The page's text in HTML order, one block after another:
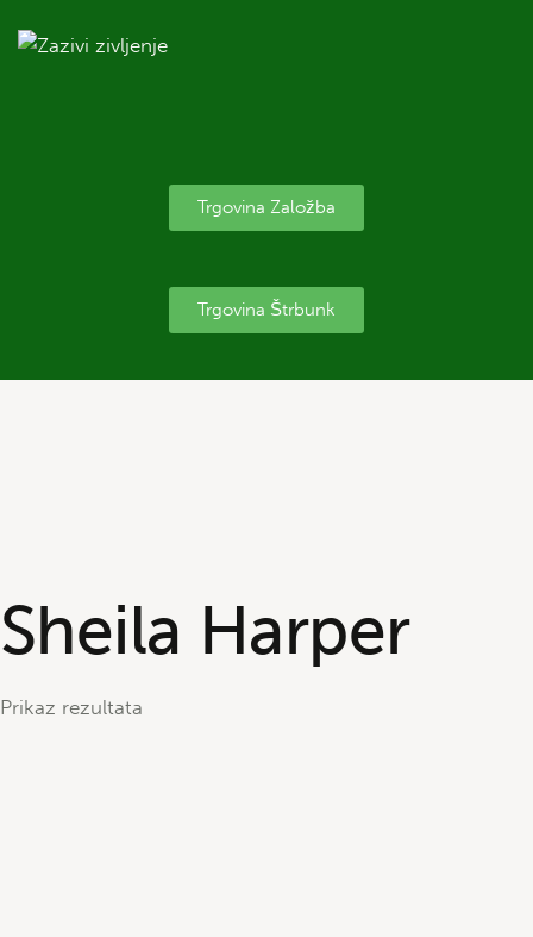
Trgovina Založba
Trgovina Štrbunk
Sheila Harper
Prikaz rezultata